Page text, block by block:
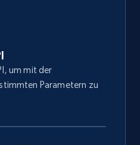
um mit der
Parametern zu